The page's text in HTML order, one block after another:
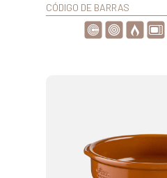
CÓDIGO DE BARRAS